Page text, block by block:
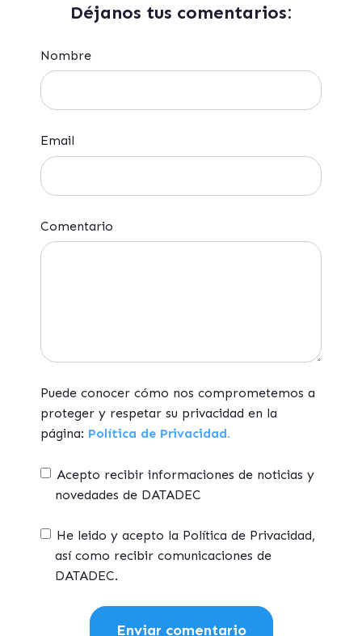
Déjanos tus comentarios:
Nombre
Email
Comentario
Puede conocer cómo nos comprometemos a
proteger y respetar su privacidad en la
página: Política de Privacidad.
Acepto recibir informaciones de noticias y
novedades de DATADEC
He leido y acepto la Política de Privacidad,
así como recibir comunicaciones de
DATADEC.